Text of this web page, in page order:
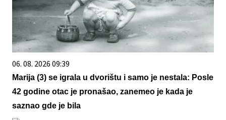
06. 08. 2026 09:39
Marija (3) se igrala u dvorištu i samo je nestala: Posle
42 godine otac je pronašao, zanemeo je kada je
saznao gde je bila